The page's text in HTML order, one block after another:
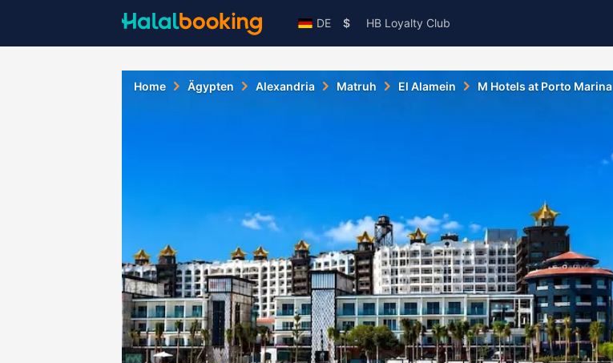
DE $ HB Loyalty Club
Home Ägypten Alexandria Matruh El Alamein M Hotels at Porto Marina